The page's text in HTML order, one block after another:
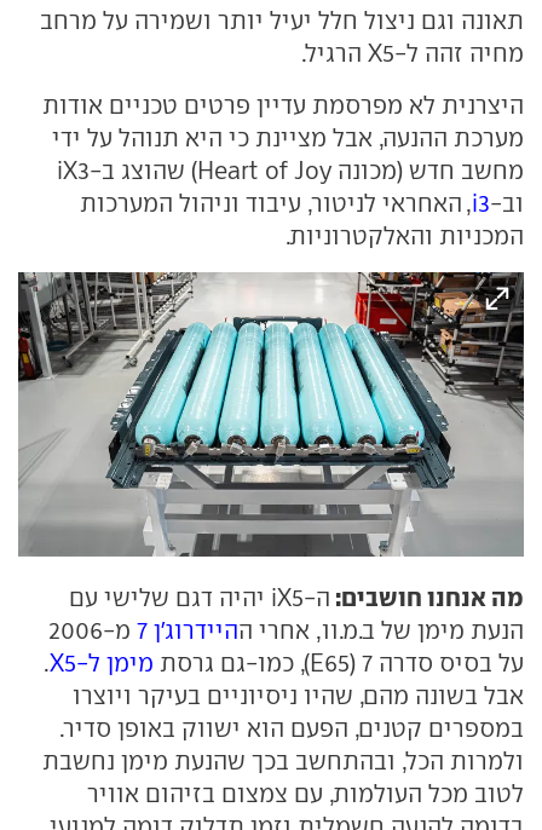
תאונה וגם ניצול חלל יעיל יותר ושמירה על מרחב
מחיה זהה ל-X5 הרגיל.
היצרנית לא מפרסמת עדיין פרטים טכניים אודות
מערכת ההנעה, אבל מציינת כי היא תנוהל על ידי
מחשב חדש (מכונה Heart of Joy) שהוצג ב-iX3
וב-i3, האחראי לניטור, עיבוד וניהול המערכות
המכניות והאלקטרוניות.
מה אנחנו חושבים:
ה-iX5 יהיה דגם שלישי עם
הנעת מימן של ב.מ.וו, אחרי ההיידרוג'ן 7
מ-2006
על בסיס סדרה 7 (E65), כמו-גם גרסת
מימן ל-X5
.
אבל בשונה מהם, שהיו ניסיוניים בעיקר ויוצרו
במספרים קטנים, הפעם הוא ישווק באופן סדיר.
ולמרות הכל, ובהתחשב בכך שהנעת מימן נחשבת
לטוב מכל העולמות, עם צמצום בזיהום אוויר